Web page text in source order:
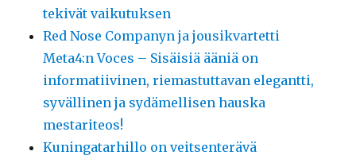
tekivät vaikutuksen
Red Nose Companyn ja jousikvartetti
Meta4:n Voces – Sisäisiä ääniä on
informatiivinen, riemastuttavan elegantti,
syvällinen ja sydämellisen hauska
mestariteos!
Kuningatarhillo on veitsenterävä